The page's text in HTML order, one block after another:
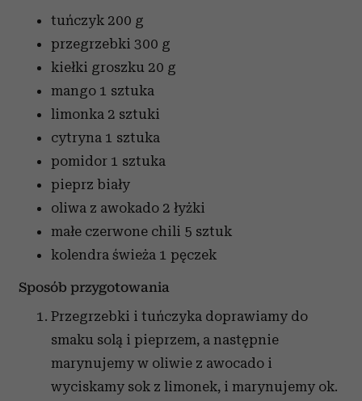
tuńczyk 200 g
przegrzebki 300 g
kiełki groszku 20 g
mango 1 sztuka
limonka 2 sztuki
cytryna 1 sztuka
pomidor 1 sztuka
pieprz biały
oliwa z awokado 2 łyżki
małe czerwone chili 5 sztuk
kolendra świeża 1 pęczek
Sposób przygotowania
Przegrzebki i tuńczyka doprawiamy do
smaku solą i pieprzem, a następnie
marynujemy w oliwie z awocado i
wyciskamy sok z limonek, i marynujemy ok.